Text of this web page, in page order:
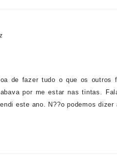
de fazer tudo o que os outros
por me estar nas tintas.
este ano. N??o podemos